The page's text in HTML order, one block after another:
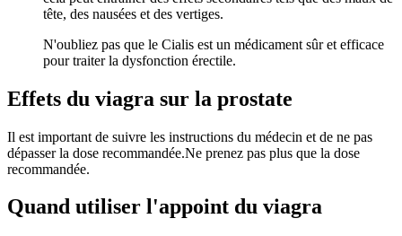
tête, des nausées et des vertiges.
N'oubliez pas que le Cialis est un médicament sûr et efficace
pour traiter la dysfonction érectile.
Effets du viagra sur la prostate
Il est important de suivre les instructions du médecin et de ne pas
dépasser la dose recommandée.Ne prenez pas plus que la dose
recommandée.
Quand utiliser l'appoint du viagra